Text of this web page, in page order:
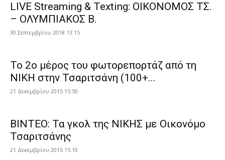
LIVE Streaming & Texting: ΟΙΚΟΝΟΜΟΣ ΤΣ.
– ΟΛΥΜΠΙΑΚΟΣ Β.
30 Σεπτεμβρίου 2018 13:15
Το 2ο μέρος του φωτορεπορτάζ από τη
ΝΙΚΗ στην Τσαριτσάνη (100+...
21 Δεκεμβρίου 2015 15:50
ΒΙΝΤΕΟ: Τα γκολ της ΝΙΚΗΣ με Οικονόμο
Τσαριτσάνης
21 Δεκεμβρίου 2015 15:10